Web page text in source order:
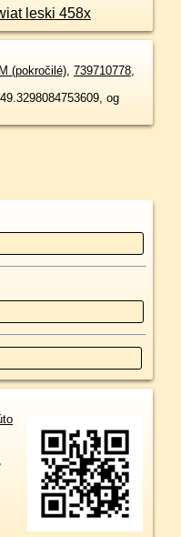
leski 458x
(pokročilé), 739710778,
og